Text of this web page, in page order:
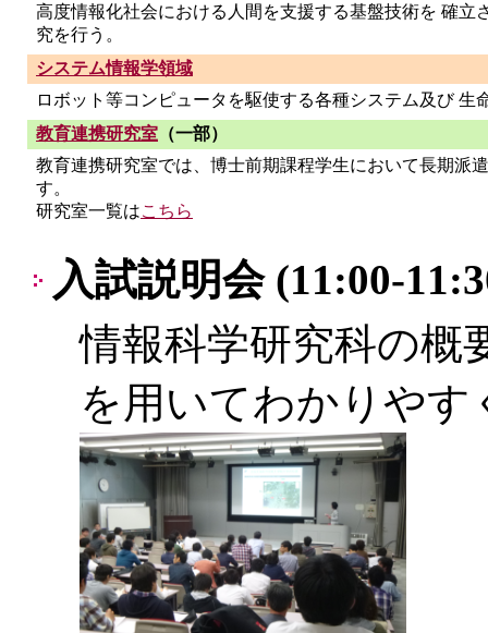
高度情報化社会における人間を支援する基盤技術を 確
究を行う。
システム情報学領域
ロボット等コンピュータを駆使する各種システム及び
教育連携研究室 （一部）
教育連携研究室では、博士前期課程学生において長期派
す。
研究室一覧はこちら
入試説明会 (11:00-
情報科学研究科の概
を用いてわかりやす